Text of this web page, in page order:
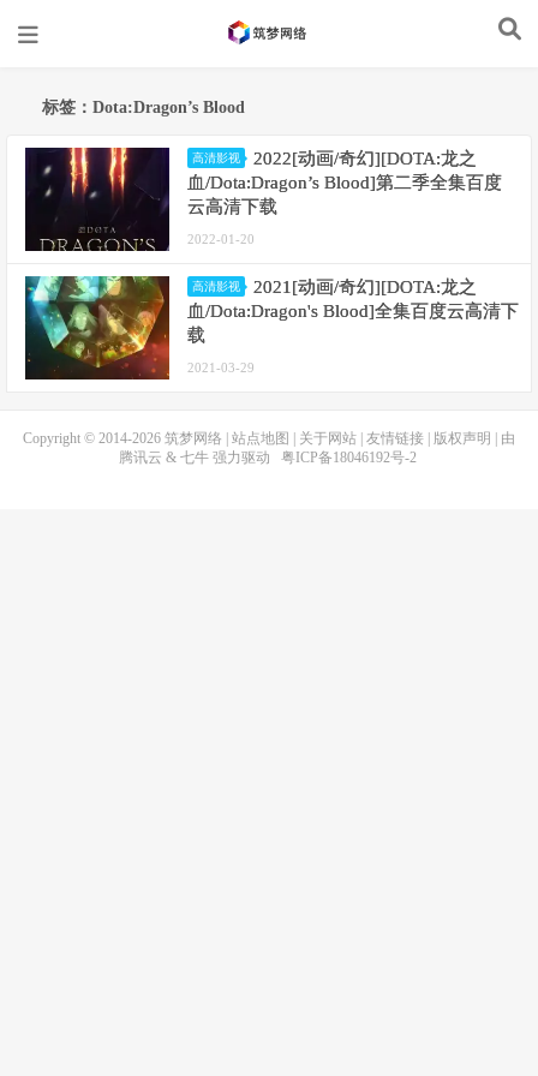
标签：Dota:Dragon’s Blood
高清影视
2022[动画/奇幻][DOTA:龙之
血/Dota:Dragon’s Blood]第二季全集百度
云高清下载
2022-01-20
高清影视
2021[动画/奇幻][DOTA:龙之
血/Dota:Dragon's Blood]全集百度云高清下
载
2021-03-29
Copyright © 2014-2026 筑梦网络 站点地图 关于网站 友情链接 版权声明
| 由
腾讯云 & 七牛强力驱动 粤ICP备18046192号-2